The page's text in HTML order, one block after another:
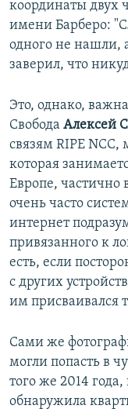
координаты двух
имени Барберо:
одного не нашли,
заверил, что
Это, однако,
Свобода Алексей
связям RIPE
которая
Европе, частично
очень часто
интернет
привязанного к
есть, если
с других
им присваивался
Сами же
могли попасть в
того же 2014
обнаружила